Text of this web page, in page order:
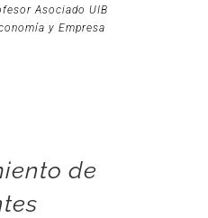
Asociado UIB
y Empresa
de